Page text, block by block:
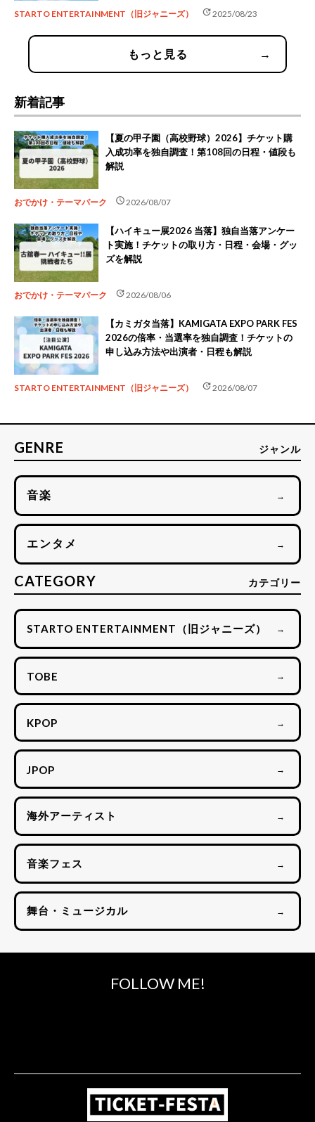
STARTO ENTERTAINMENT（旧ジャニーズ） update2025/08/23
もっと見る →
新着記事
【夏の甲子園（高校野球）2026】チケット購
入成功率を独自調査！第108回の日程・値段も
解説
おでかけ・テーマパーク schedule2026/08/07
【ハイキュー展2026 当落】独自当落アンケー
ト実施！チケットの取り方・日程・会場・グッ
ズを解説
おでかけ・テーマパーク update2026/08/06
【カミガタ当落】KAMIGATA EXPO PARK FES
2026の倍率・当選率を独自調査！チケットの
申し込み方法や出演者・日程も解説
STARTO ENTERTAINMENT（旧ジャニーズ） update2026/08/07
GENRE ジャンル
音楽 →
エンタメ →
CATEGORY カテゴリー
STARTO ENTERTAINMENT（旧ジャニーズ） →
TOBE →
KPOP →
JPOP →
海外アーティスト →
音楽フェス →
舞台・ミュージカル →
FOLLOW ME!